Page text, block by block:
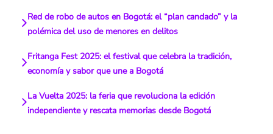
Red de robo de autos en Bogotá: el “plan candado” y la
polémica del uso de menores en delitos
Fritanga Fest 2025: el festival que celebra la tradición,
economía y sabor que une a Bogotá
La Vuelta 2025: la feria que revoluciona la edición
independiente y rescata memorias desde Bogotá